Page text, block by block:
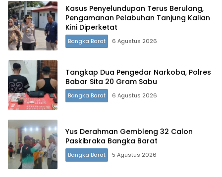
Kasus Penyelundupan Terus Berulang,
Pengamanan Pelabuhan Tanjung Kalian
Kini Diperketat
Bangka Barat 6 Agustus 2026
Tangkap Dua Pengedar Narkoba, Polres
Babar Sita 20 Gram Sabu
Bangka Barat 6 Agustus 2026
Yus Derahman Gembleng 32 Calon
Paskibraka Bangka Barat
Bangka Barat 5 Agustus 2026